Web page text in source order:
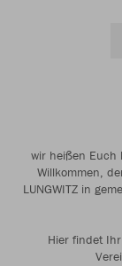
wir heißen Euch
Willkommen,
LUNGWITZ in
Hier findet